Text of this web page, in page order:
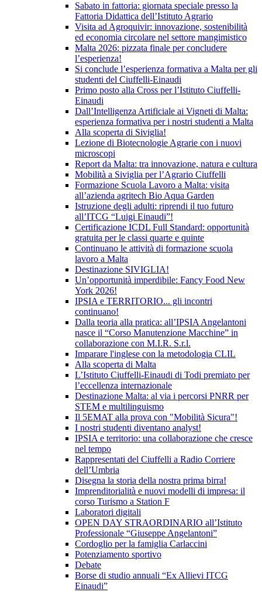
Sabato in fattoria: giornata speciale presso la
Fattoria Didattica dell’Istituto Agrario
Visita ad Agroquivir: innovazione, sostenibilità
ed economia circolare nel settore mangimistico
Malta 2026: pizzata finale per concludere
l’esperienza!
Si conclude l’esperienza formativa a Malta per gli
studenti del Ciuffelli-Einaudi
Primo posto alla Cross per l’Istituto Ciuffelli-
Einaudi
Dall’Intelligenza Artificiale ai Vigneti di Malta:
esperienza formativa per i nostri studenti a Malta
Alla scoperta di Siviglia!
Lezione di Biotecnologie Agrarie con i nuovi
microscopi
Report da Malta: tra innovazione, natura e cultura
Mobilità a Siviglia per l’Agrario Ciuffelli
Formazione Scuola Lavoro a Malta: visita
all’azienda agritech Bio Aqua Garden
Istruzione degli adulti: riprendi il tuo futuro
all’ITCG “Luigi Einaudi”!
Certificazione ICDL Full Standard: opportunità
gratuita per le classi quarte e quinte
Continuano le attività di formazione scuola
lavoro a Malta
Destinazione SIVIGLIA!
Un’opportunità imperdibile: Fancy Food New
York 2026!
IPSIA e TERRITORIO... gli incontri
continuano!
Dalla teoria alla pratica: all’IPSIA Angelantoni
nasce il “Corso Manutenzione Macchine” in
collaborazione con M.I.R. S.r.l.
Imparare l'inglese con la metodologia CLIL
Alla scoperta di Malta
L’Istituto Ciuffelli-Einaudi di Todi premiato per
l’eccellenza internazionale
Destinazione Malta: al via i percorsi PNRR per
STEM e multilinguismo
Il 5EMAT alla prova con "Mobilità Sicura"!
I nostri studenti diventano analyst!
IPSIA e territorio: una collaborazione che cresce
nel tempo
Rappresentati del Ciuffelli a Radio Corriere
dell’Umbria
Disegna la storia della nostra prima birra!
Imprenditorialità e nuovi modelli di impresa: il
corso Turismo a Station F
Laboratori digitali
OPEN DAY STRAORDINARIO all’Istituto
Professionale “Giuseppe Angelantoni”
Cordoglio per la famiglia Carlaccini
Potenziamento sportivo
Debate
Borse di studio annuali “Ex Allievi ITCG
Einaudi”